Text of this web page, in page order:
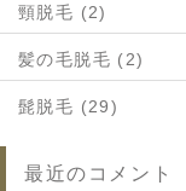
頸脱毛 (2)
髪の毛脱毛 (2)
髭脱毛 (29)
最近のコメント